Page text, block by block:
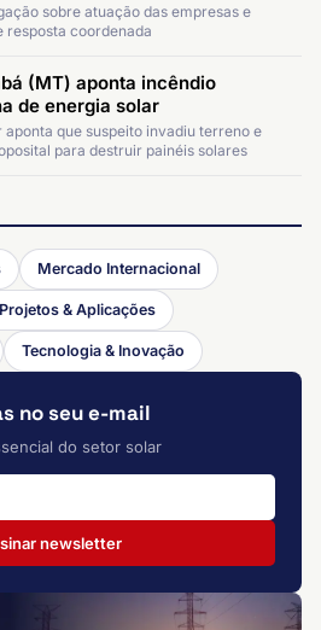
sobre atuação das empresas e
resposta coordenada
(MT) aponta incêndio
de energia solar
que suspeito invadiu terreno e
para destruir painéis solares
Mercado Internacional
Projetos & Aplicações
Tecnologia & Inovação
no seu e-mail
do setor solar
newsletter